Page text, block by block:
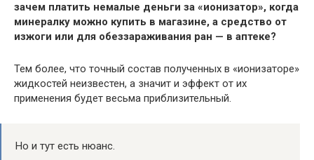
зачем платить немалые деньги за «ионизатор», когда
минералку можно купить в магазине, а средство от
изжоги или для обеззараживания ран — в аптеке?
Тем более, что точный состав полученных в «ионизаторе»
жидкостей неизвестен, а значит и эффект от их
применения будет весьма приблизительный.
Но и тут есть нюанс.